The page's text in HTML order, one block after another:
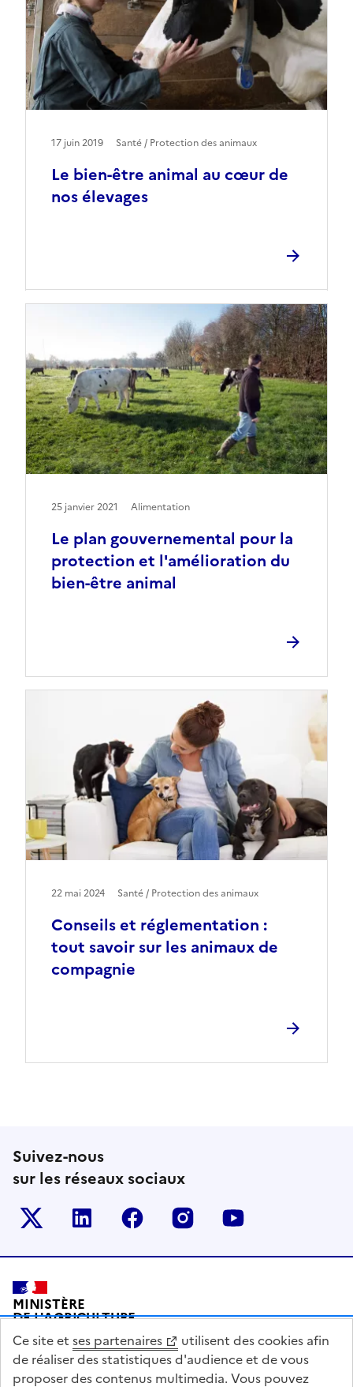
Le bien-être animal au cœur de
nos élevages
17 juin 2019 Santé / Protection des animaux
Le plan gouvernemental pour la
protection et l'amélioration du
bien-être animal
25 janvier 2021 Alimentation
Conseils et réglementation :
tout savoir sur les animaux de
compagnie
22 mai 2024 Santé / Protection des animaux
Suivez-nous
sur les réseaux sociaux
Le ministère sur Twitter
Le ministère sur LinkedIn
Le ministère sur Facebook
Le ministère sur
Pied de page
MINISTÈRE
DE L'AGRICULTURE
DE L'AGRO-ALIMENTAIRE
ET DE LA SOUVERAINETÉ
ALIMENTAIRE
Ce site et ses partenaires
utilisent des cookies afin
de réaliser des statistiques d'audience et de vous
proposer des contenus multimedia. Vous pouvez